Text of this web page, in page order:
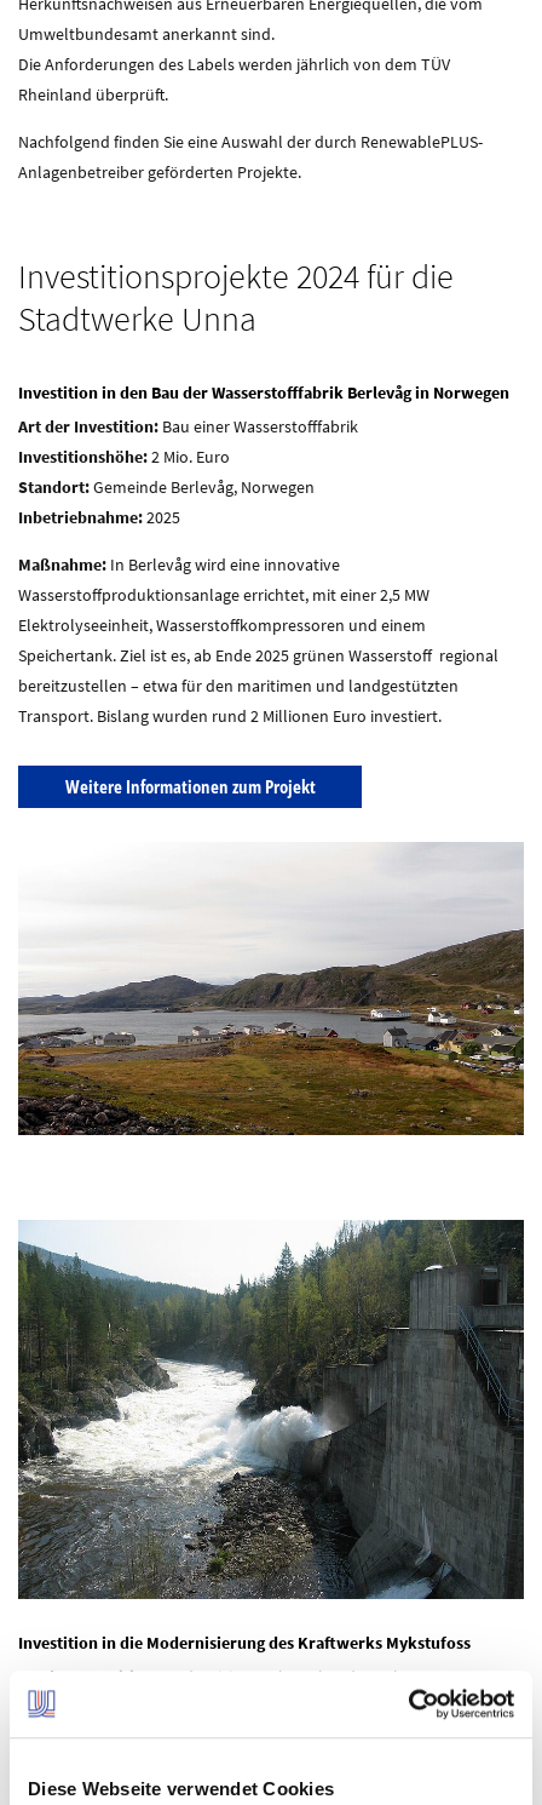
Diese Webseite verwendet Cookies
Umweltbundesamt anerkannt sind.
Die Anforderungen des Labels werden jährlich von dem TÜV
Rheinland überprüft.
Nachfolgend finden Sie eine Auswahl der durch RenewablePLUS-
Anlagenbetreiber geförderten Projekte.
Investitionsprojekte 2024 für die
Stadtwerke Unna
Investition in den Bau der Wasserstofffabrik Berlevåg in Norwegen
Art der Investition: Bau einer Wasserstofffabrik
Investitionshöhe:2 Mio. Euro
Standort:Gemeinde Berlevåg, Norwegen
Inbetriebnahme:2025
Maßnahme: In Berlevåg wird eine innovative
Wasserstoffproduktionsanlage errichtet, mit einer 2,5 MW
Elektrolyseeinheit, Wasserstoffkompressoren und einem
Speichertank. Ziel ist es, ab Ende 2025 grünen Wasserstoff regional
bereitzustellen – etwa für den maritimen und landgestützten
Transport. Bislang wurden rund 2 Millionen Euro investiert.
Weitere Informationen zum Projekt
Investition in die Modernisierung des Kraftwerks Mykstufoss
Art der Investition:
Modernisierung bestehender Anlagen
Investitionshöhe:
Standort:Veggli, Norwegen
Beginn der Maßnahme:Oktober 2024